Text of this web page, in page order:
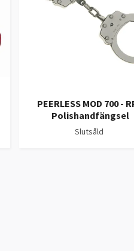
PEERLESS MOD 700 -
Polishandfängsel
Slutsåld